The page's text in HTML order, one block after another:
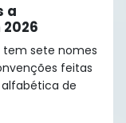
a
tem sete nomes
feitas
alfabética de